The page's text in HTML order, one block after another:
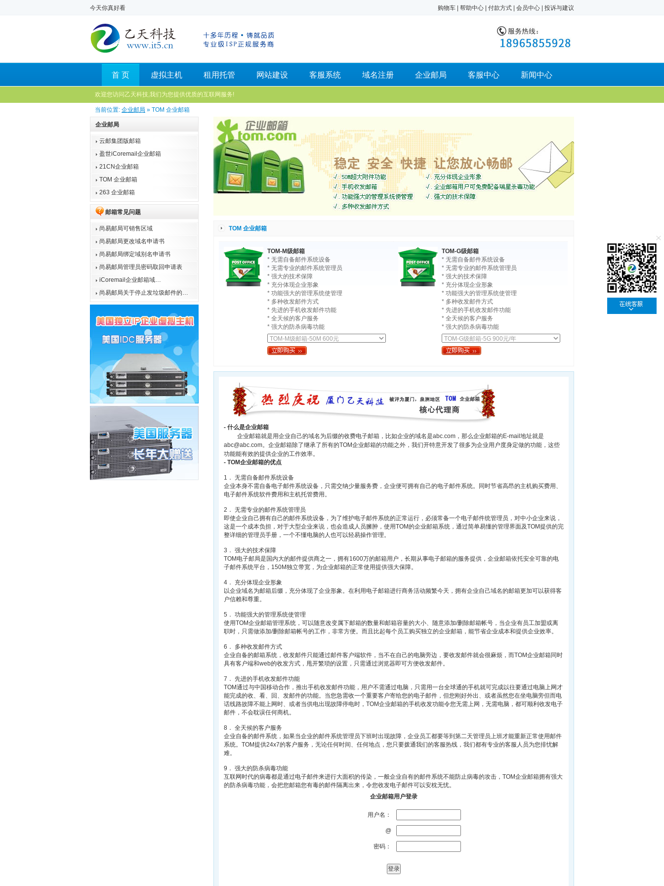
今天你真好看 购物车 帮助中心 付款方式 会员中心 投诉与建议
首 页 虚拟主机 租用托管 网站建设 客服系统 域名注册 企业邮局 客服中心 新闻中心
欢迎您访问乙天科技,我们为您提供优质的互联网服务!
当前位置: 企业邮局 » TOM 企业邮箱
企业邮局
云邮集团版邮箱
盈世iCoremail企业邮箱
21CN企业邮箱
TOM 企业邮箱
263 企业邮箱
邮箱常见问题
尚易邮局可销售区域
尚易邮局更改域名申请书
尚易邮局绑定域别名申请书
尚易邮局管理员密码取回申请表
iCoremail企业邮箱域…
尚易邮局关于停止发垃圾邮件的…
TOM 企业邮箱
TOM-M级邮箱
* 无需自备邮件系统设备
* 无需专业的邮件系统管理员
* 强大的技术保障
* 充分体现企业形象
* 功能强大的管理系统使管理
* 多种收发邮件方式
* 先进的手机收发邮件功能
* 全天候的客户服务
* 强大的防杀病毒功能
TOM-G级邮箱
* 无需自备邮件系统设备
* 无需专业的邮件系统管理员
* 强大的技术保障
* 充分体现企业形象
* 功能强大的管理系统使管理
* 多种收发邮件方式
* 先进的手机收发邮件功能
* 全天候的客户服务
* 强大的防杀病毒功能
- 什么是企业邮箱
企业邮箱就是用企业自己的域名为后缀的收费电子邮箱，比如企业的域名是abc.com，那么企业邮箱的E-mail地址就是
abc@abc.com。企业邮箱除了继承了所有的TOM企业邮箱的功能之外，我们开特意开发了很多为企业用户度身定做的功能，这些
功能能有效的提供企业的工作效率。
- TOM企业邮箱的优点
1． 无需自备邮件系统设备
企业本身不需自备电子邮件系统设备，只需交纳少量服务费，企业便可拥有自己的电子邮件系统。同时节省高昂的主机购买费用、
电子邮件系统软件费用和主机托管费用。
2． 无需专业的邮件系统管理员
即使企业自己拥有自己的邮件系统设备，为了维护电子邮件系统的正常运行，必须常备一个电子邮件统管理员，对中小企业来说，
这是一个成本负担，对于大型企业来说，也会造成人员臃肿，使用TOM的企业邮箱系统，通过简单易懂的管理界面及TOM提供的完
整详细的管理员手册，一个不懂电脑的人也可以轻易操作管理。
3． 强大的技术保障
TOM电子邮局是国内大的邮件提供商之一，拥有1600万的邮箱用户，长期从事电子邮箱的服务提供，企业邮箱依托安全可靠的电
子邮件系统平台，150M独立带宽，为企业邮箱的正常使用提供强大保障。
4． 充分体现企业形象
以企业域名为邮箱后缀，充分体现了企业形象。在利用电子邮箱进行商务活动频繁今天，拥有企业自己域名的邮箱更加可以获得客
户信赖和尊重。
5． 功能强大的管理系统使管理
使用TOM企业邮箱管理系统，可以随意改变属下邮箱的数量和邮箱容量的大小、随意添加/删除邮箱帐号，当企业有员工加盟或离
职时，只需做添加/删除邮箱帐号的工作，非常方便。而且比起每个员工购买独立的企业邮箱，能节省企业成本和提供企业效率。
6． 多种收发邮件方式
企业自备的邮箱系统，收发邮件只能通过邮件客户端软件，当不在自己的电脑旁边，要收发邮件就会很麻烦，而TOM企业邮箱同时
具有客户端和web的收发方式，甩开繁琐的设置，只需通过浏览器即可方便收发邮件。
7． 先进的手机收发邮件功能
TOM通过与中国移动合作，推出手机收发邮件功能，用户不需通过电脑，只需用一台全球通的手机就可完成以往要通过电脑上网才
能完成的收、看、回、发邮件的功能。当您急需收一个重要客户寄给您的电子邮件，但您刚好外出、或者虽然您在坐电脑旁但而电
话线路故障不能上网时、或者当供电出现故障停电时，TOM企业邮箱的手机收发功能令您无需上网，无需电脑，都可顺利收发电子
邮件，不会耽误任何商机。
8． 全天候的客户服务
企业自备的邮件系统，如果当企业的邮件系统管理员下班时出现故障，企业员工都要等到第二天管理员上班才能重新正常使用邮件
系统。TOM提供24x7的客户服务，无论任何时间、任何地点，您只要拨通我们的客服热线，我们都有专业的客服人员为您排忧解
难。
9． 强大的防杀病毒功能
互联网时代的病毒都是通过电子邮件来进行大面积的传染，一般企业自有的邮件系统不能防止病毒的攻击，TOM企业邮箱拥有强大
的防杀病毒功能，会把您邮箱您有毒的邮件隔离出来，令您收发电子邮件可以安枕无忧。
企业邮箱用户登录
用户名：
@
密码：